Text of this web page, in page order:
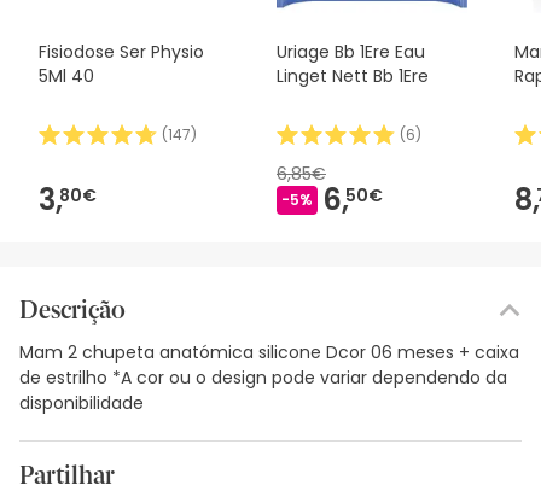
Fisiodose Ser Physio
5Ml 40
(147)
3,80€
Uriage Bb 1Ere Eau
Linget Nett Bb 1Ere
(6)
6,85€
-5% 6,50€ 8,
Descrição
Mam 2 chupeta anatómica silicone Dcor 06 meses + caixa
de estrilho *A cor ou o design pode variar dependendo da
disponibilidade
Partilhar